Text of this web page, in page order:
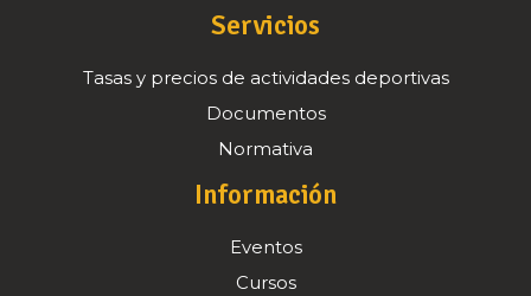
Servicios
Tasas y precios de actividades deportivas
Documentos
Normativa
Información
Eventos
Cursos